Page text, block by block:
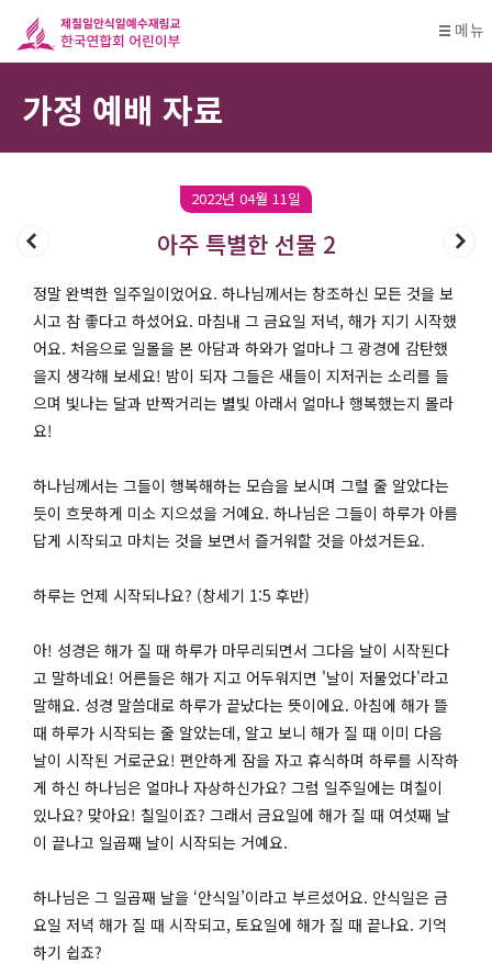
메뉴
가정 예배 자료
2022년 04월 11일
아주 특별한 선물 2
정말 완벽한 일주일이었어요. 하나님께서는 창조하신 모든 것을 보
시고 참 좋다고 하셨어요. 마침내 그 금요일 저녁, 해가 지기 시작했
어요. 처음으로 일몰을 본 아담과 하와가 얼마나 그 광경에 감탄했
을지 생각해 보세요! 밤이 되자 그들은 새들이 지저귀는 소리를 들
으며 빛나는 달과 반짝거리는 별빛 아래서 얼마나 행복했는지 몰라
요!
하나님께서는 그들이 행복해하는 모습을 보시며 그럴 줄 알았다는
듯이 흐뭇하게 미소 지으셨을 거예요. 하나님은 그들이 하루가 아름
답게 시작되고 마치는 것을 보면서 즐거워할 것을 아셨거든요.
하루는 언제 시작되나요? (창세기 1:5 후반)
아! 성경은 해가 질 때 하루가 마무리되면서 그다음 날이 시작된다
고 말하네요! 어른들은 해가 지고 어두워지면 '날이 저물었다'라고
말해요. 성경 말씀대로 하루가 끝났다는 뜻이에요. 아침에 해가 뜰
때 하루가 시작되는 줄 알았는데, 알고 보니 해가 질 때 이미 다음
날이 시작된 거로군요! 편안하게 잠을 자고 휴식하며 하루를 시작하
게 하신 하나님은 얼마나 자상하신가요? 그럼 일주일에는 며칠이
있나요? 맞아요! 칠일이죠? 그래서 금요일에 해가 질 때 여섯째 날
이 끝나고 일곱째 날이 시작되는 거예요.
하나님은 그 일곱째 날을 ‘안식일’이라고 부르셨어요. 안식일은 금
요일 저녁 해가 질 때 시작되고, 토요일에 해가 질 때 끝나요. 기억
하기 쉽죠?